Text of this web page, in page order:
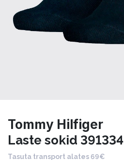
Tommy Hilfiger
Laste sokid 391334
Tasuta transport alates 69€